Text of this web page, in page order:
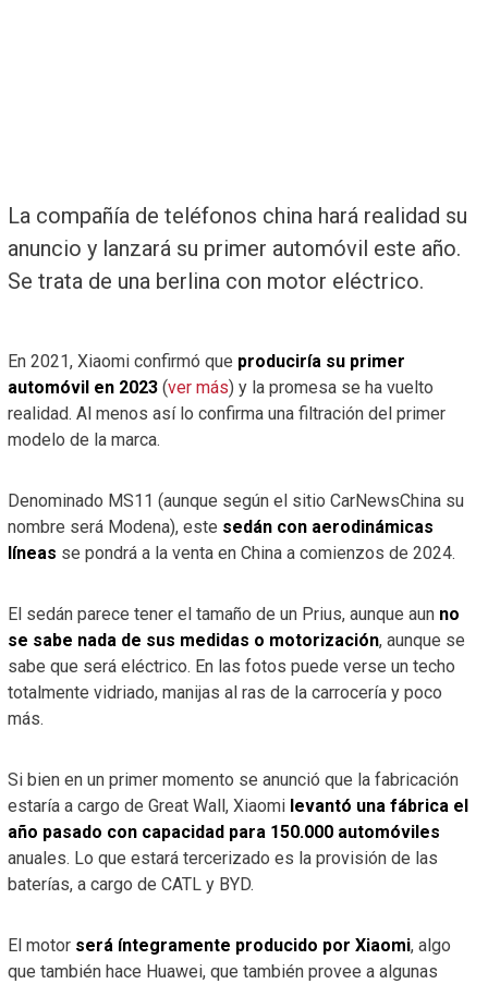
La compañía de teléfonos china hará realidad su
anuncio y lanzará su primer automóvil este año.
Se trata de una berlina con motor eléctrico.
En 2021, Xiaomi confirmó que produciría su primer
automóvil en 2023(ver más) y la promesa se ha vuelto
realidad. Al menos así lo confirma una filtración del primer
modelo de la marca.
Denominado MS11 (aunque según el sitio CarNewsChina su
nombre será Modena), este sedán con aerodinámicas
líneas se pondrá a la venta en China a comienzos de 2024.
El sedán parece tener el tamaño de un Prius, aunque aun no
se sabe nada de sus medidas o motorización, aunque se
sabe que será eléctrico. En las fotos puede verse un techo
totalmente vidriado, manijas al ras de la carrocería y poco
más.
Si bien en un primer momento se anunció que la fabricación
estaría a cargo de Great Wall, Xiaomi levantó una fábrica el
año pasado con capacidad para 150.000 automóviles
anuales. Lo que estará tercerizado es la provisión de las
baterías, a cargo de CATL y BYD.
El motor será íntegramente producido por Xiaomi, algo
que también hace Huawei, que también provee a algunas